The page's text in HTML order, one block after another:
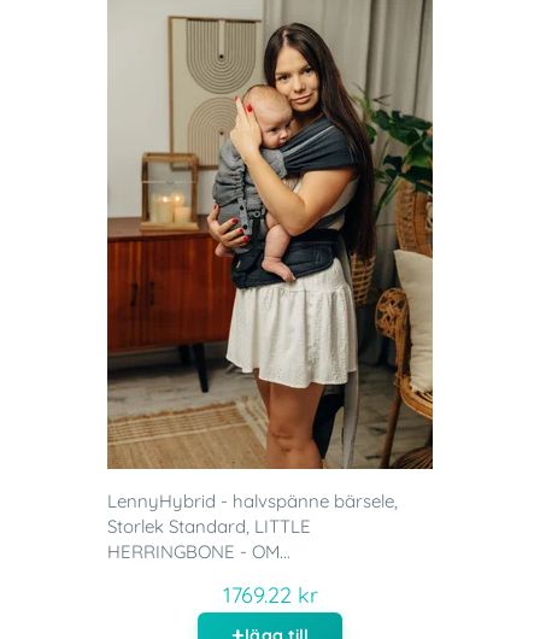
LennyHybrid - halvspänne bärsele,
Storlek Standard, LITTLE
HERRINGBONE - OM...
1769.22 kr